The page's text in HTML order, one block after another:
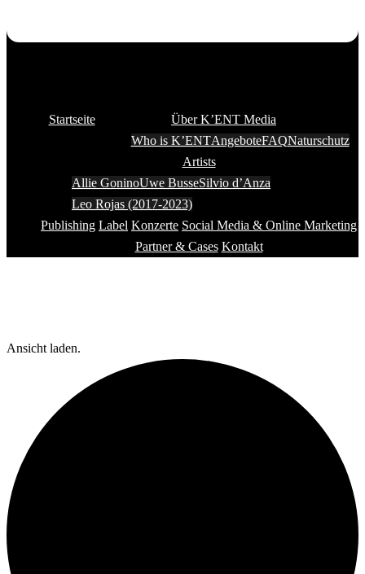
Startseite
Über K’ENT Media
Who is K’ENTAngeboteFAQNaturschutz
Artists
Allie GoninoUwe BusseSilvio d’Anza
Leo Rojas (2017-2023)
Publishing Label Konzerte Social Media & Online Marketing
Partner & Cases Kontakt
Ansicht laden.